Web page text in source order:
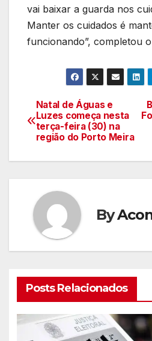
vai baixar a guarda nos
Manter os cuidados é
funcionando”, completou
Navegação
de
artigos
Natal de Águas e
Luzes começa nesta
terça-feira (30) na
região do Porto Meira
By
Posts Relacionados